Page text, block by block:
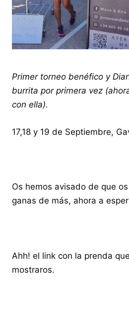
Primer torneo benéfico y
burrita por primera vez
con ella).
17,18 y 19 de Septiembre,
Os hemos avisado de que
ganas de más, ahora a
Ahh! el link con la prenda
mostraros.